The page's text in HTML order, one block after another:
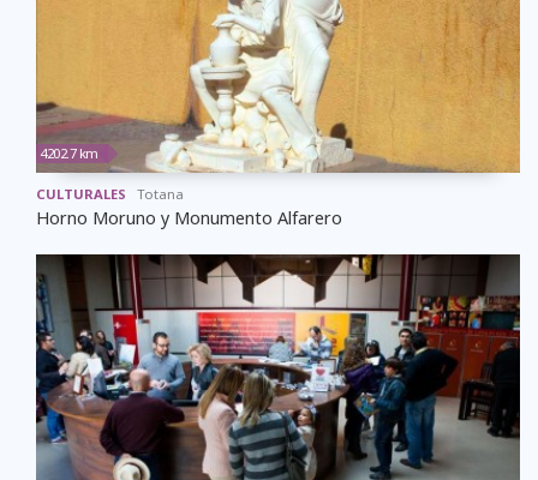
4202.7 km
CULTURALES Totana
Horno Moruno y Monumento Alfarero